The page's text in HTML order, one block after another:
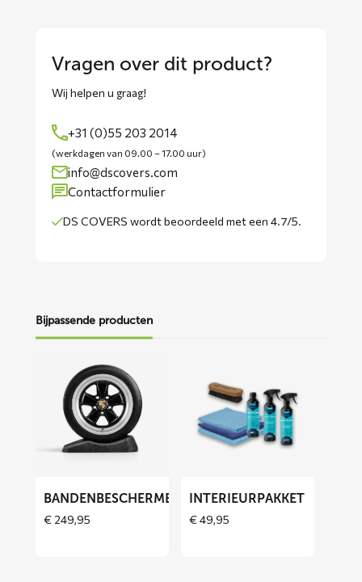
Vragen over dit product?
Wij helpen u graag!
+31 (0)55 203 2014
(werkdagen van 09.00 – 17.00 uur)
info@dscovers.com
Contactformulier
DS COVERS wordtbeoordeeld met een 4.7/5.
Bijpassende producten
Bandenbeschermers
BANDENBESCHERMERS
€ 249,95
Interieurpakket
INTERIEURPAKKET
€49,95